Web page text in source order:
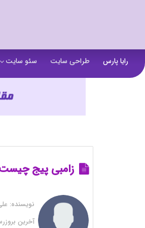
رایا پارس طراحی سایت سئو سایت
آنالیز سایت
سئو خارجی
زامبی پیج
نویسنده:
آخرین